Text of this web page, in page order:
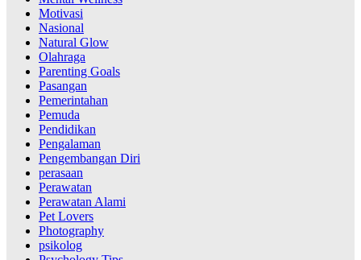
Motivasi
Nasional
Natural Glow
Olahraga
Parenting Goals
Pasangan
Pemerintahan
Pemuda
Pendidikan
Pengalaman
Pengembangan Diri
perasaan
Perawatan
Perawatan Alami
Pet Lovers
Photography
psikolog